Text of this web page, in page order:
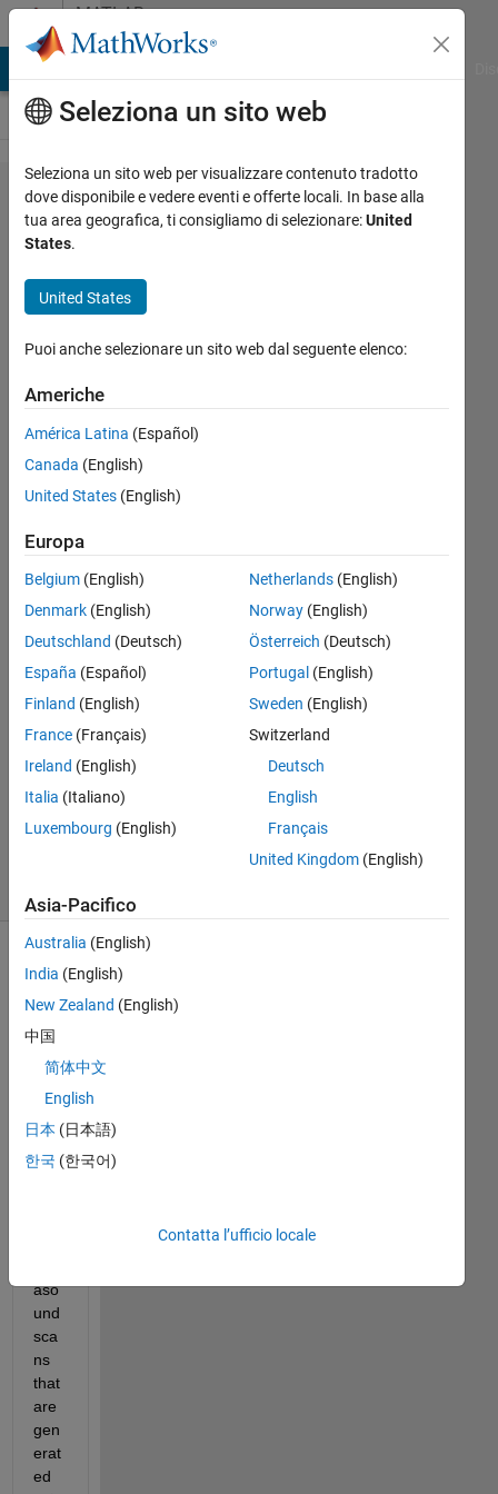
Vai al contenutoMATLAB
Answers
How to
obtain
from a ROI
image
generated
with
imagesc
Keenan
15 Nov
2023
3
Risposte
Risposta
accettata
Aggiornato
15 Nov
Mostra
meno
recenti
I
e
aso
und
sca
ns
that
are
gen
erat
ed
Seleziona un sito web
Seleziona un sito web per visualizzare contenuto tradotto
dove disponibile e vedere eventi e offerte locali. In base alla
tua area geografica, ti consigliamo di selezionare:United
States.
United States
Puoi anche selezionare un sito web dal seguente elenco:
Americhe
América Latina (Español)
Canada (English)
United States (English)
Europa
Belgium (English)
Denmark (English)
Deutschland (Deutsch)
España (Español)
Finland (English)
France (Français)
Ireland (English)
Italia (Italiano)
Luxembourg (English)
Netherlands(English)
Norway(English)
Österreich (Deutsch)
Portugal (English)
Sweden (English)
Switzerland
Deutsch
English
Français
United Kingdom(English)
Asia-Pacifico
Australia (English)
India (English)
New Zealand (English)
中国
简体中文
English
日本 (日本語)
한국 (한국어)
Contatta l’ufficio locale